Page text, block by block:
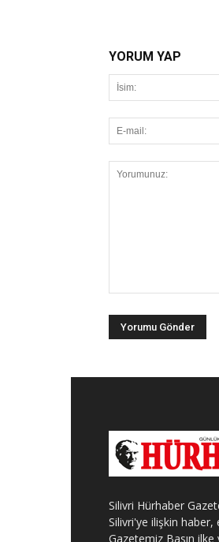
YORUM YAP
Silivri Hürhaber
Silivri'ye ilişkin haber,
Gazetemiz Basın